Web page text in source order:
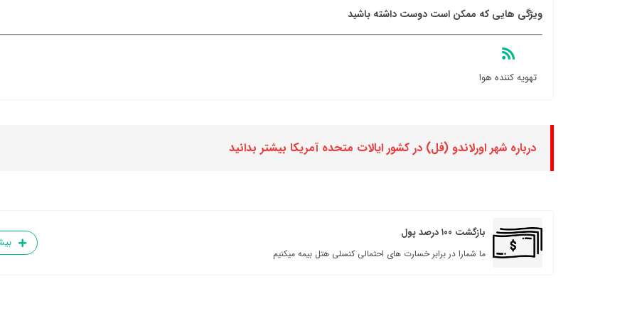
ویژگی هایی که ممکن است دوست داشته باشید
تهویه کننده هوا
درباره شهر اورلاندو (فل) در کشور ایالات متحده آمریکا بیشتر بدانید
بازگشت ۱۰۰ درصد پول
ما شمارا در برابر خسارت های احتمالی کنسلی هتل بیمه میکنیم